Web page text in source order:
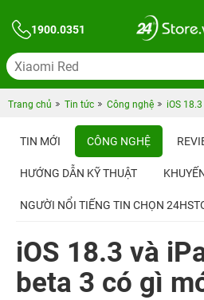
1900.0351
Trang chủ Tin tức Công nghệ iOS
TIN MỚI CÔNG NGHỆ
HƯỚNG DẪN KỸ THUẬT
NGƯỜI NỔI TIẾNG TIN CHỌN
iOS 18.3 và
beta 3 có gì